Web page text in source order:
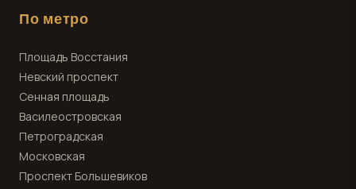
По метро
Площадь Восстания
Невский проспект
Сенная площадь
Василеостровская
Петроградская
Московская
Проспект Большевиков